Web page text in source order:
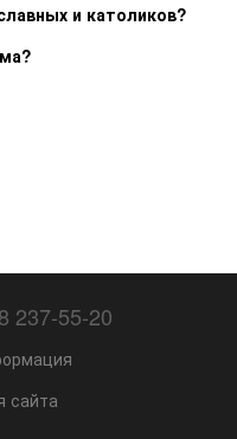
и католиков?
237-55-20
сайта